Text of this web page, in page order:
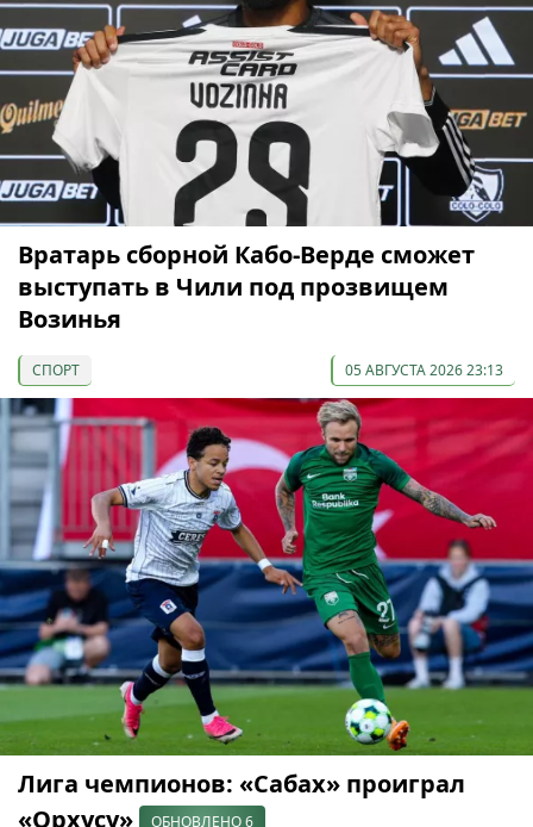
Вратарь сборной Кабо-Верде сможет
выступать в Чили под прозвищем
Возинья
СПОРТ 05 АВГУСТА 2026 23:13
Лига чемпионов: «Сабах» проиграл
«Орхусу»
ОБНОВЛЕНО 6